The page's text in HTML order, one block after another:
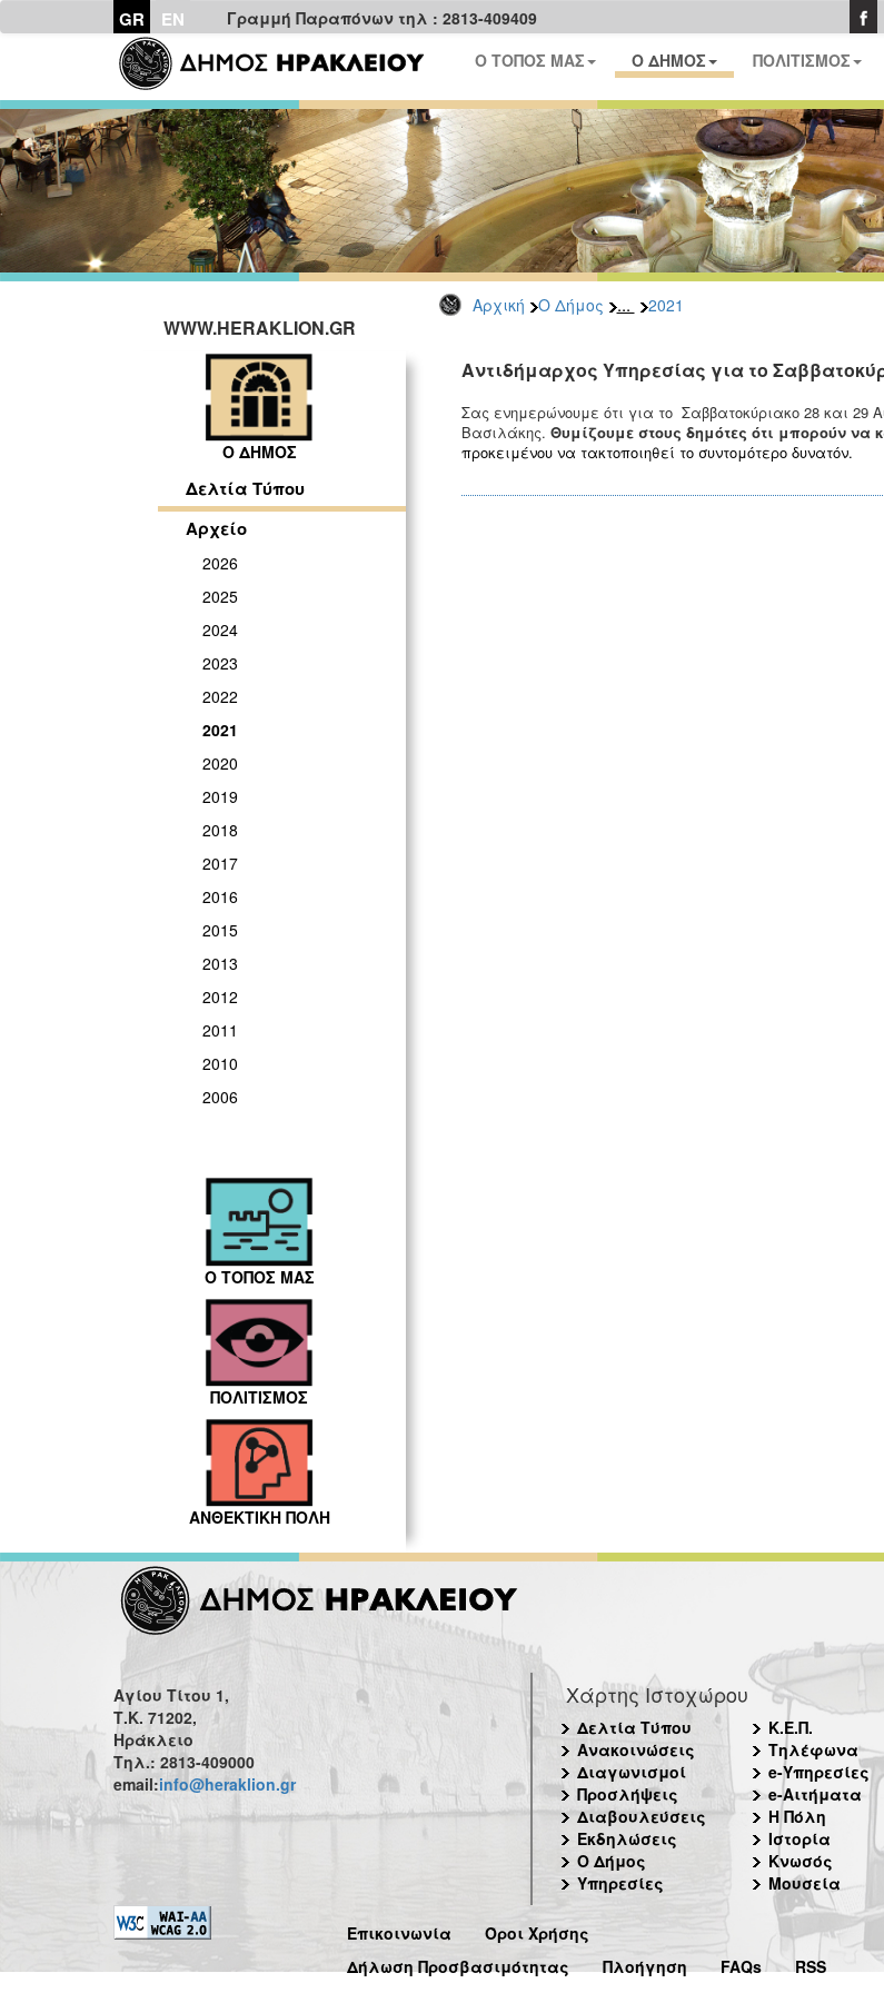
GR EN Γραμμή Παραπόνων τηλ : 2813-409409
Ο ΤΟΠΟΣ ΜΑΣ Ο ΔΗΜΟΣ ΠΟΛΙΤΙΣΜΟΣ
Αρχική Ο Δήμος ... 2021
WWW.HERAKLION.GR
Ο ΔΗΜΟΣ
Δελτία Τύπου
Αρχείο
2026
2025
2024
2023
2022
2021
2020
2019
2018
2017
2016
2015
2013
2012
2011
2010
2006
Ο ΤΟΠΟΣ ΜΑΣ
ΠΟΛΙΤΙΣΜΟΣ
ΑΝΘΕΚΤΙΚΗ ΠΟΛΗ
Αντιδήμαρχος Υπηρεσίας για το
Σας ενημερώνουμε ότι για το Σαββατοκύριακο 28 και 29
Βασιλάκης. Θυμίζουμε στους δημότες ότι μπορούν να
προκειμένου να τακτοποιηθεί το συντομότερο δυνατόν.
Αγίου Τίτου 1,
Τ.Κ. 71202,
Ηράκλειο
Τηλ.: 2813-409000
email:info@heraklion.gr
Χάρτης Ιστοχώρου
Δελτία Τύπου
Ανακοινώσεις
Διαγωνισμοί
Προσλήψεις
Διαβουλεύσεις
Εκδηλώσεις
Ο Δήμος
Υπηρεσίες
Κ.Ε.Π.
Τηλέφωνα
e-Υπηρεσίες
e-Αιτήματα
Η Πόλη
Ιστορία
Κνωσός
Μουσεία
Επικοινωνία
Όροι Χρήσης
Δήλωση Προσβασιμότητας
Πλοήγηση FAQs RSS